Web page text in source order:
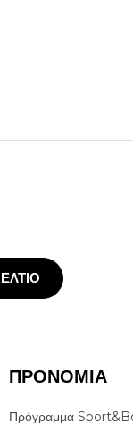
ΠΡΟΝΟΜΙΑ
Πρόγραμμα